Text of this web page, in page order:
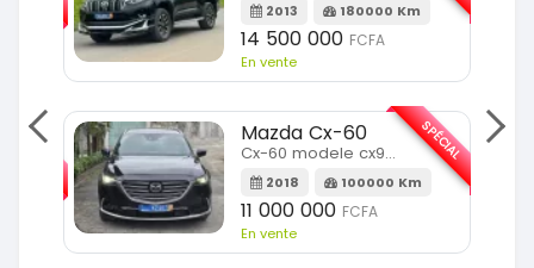
SPÉCIAL
2013 180000 Km
14 500 000 FCFA
En vente
Mazda Cx-60
Cx-60 modele cx9 full option
2018 100000 Km
11 000 000 FCFA
En vente
SPÉCIAL